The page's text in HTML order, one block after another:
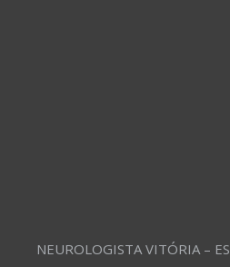
NEUROLOGISTA VITÓRIA – ES